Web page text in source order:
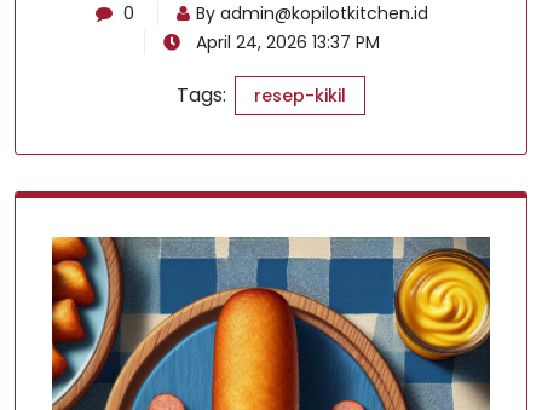
0 By admin@kopilotkitchen.id
April 24, 2026 13:37 PM
Tags: resep-kikil